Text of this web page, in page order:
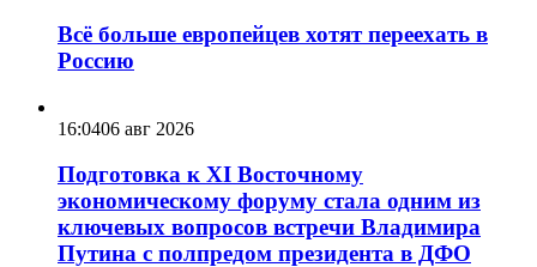
Всё больше европейцев хотят переехать в
Россию
16:0406 авг 2026
Подготовка к XI Восточному
экономическому форуму стала одним из
ключевых вопросов встречи Владимира
Путина с полпредом президента в ДФО